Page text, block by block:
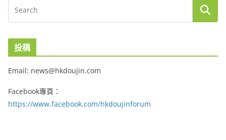
投稿
Email: news@hkdoujin.com
Facebook專頁：
https://www.facebook.com/hkdoujinforum